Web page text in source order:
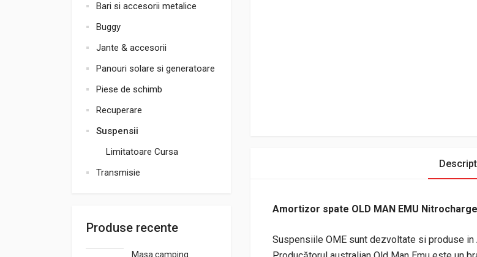
Bari si accesorii metalice
Buggy
Jante & accesorii
Panouri solare si generatoare
Piese de schimb
Recuperare
Suspensii
Limitatoare Cursa
Transmisie
Produse recente
Masa camping
Amortizor spate OLD MAN EMU
Suspensiile OME sunt dezvoltate si produse